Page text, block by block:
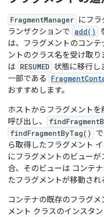
FragmentManager にフ
ランザクションで add()
は、フラグメントのコンテ
ントのクラス名を受け取
は RESUMED 状態に移行し
一部である
おすすめします。
ホストからフラグメントを
呼び出し、
findFragmentByTag()
ら取得したフラグメント
にフラグメントのビュー
合、そのビューは コンテ
たフラグメントが移動され
コンテナの既存のフラグ
メント クラスのインスタ